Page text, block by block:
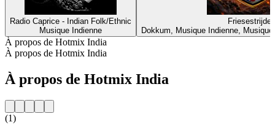
Radio Caprice - Indian Folk/Ethnic
Musique Indienne
Dokkum, Musique Indienne,
À propos de Hotmix India
À propos de Hotmix India
À propos de Hotmix India
(1)